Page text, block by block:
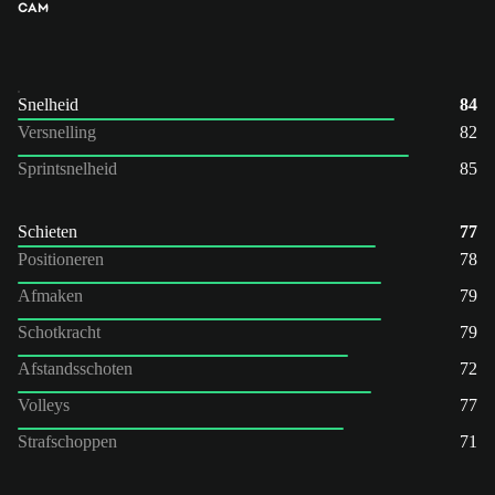
CAM
Snelheid
84
Versnelling
82
Sprintsnelheid
85
Schieten
77
Positioneren
78
Afmaken
79
Schotkracht
79
Afstandsschoten
72
Volleys
77
Strafschoppen
71